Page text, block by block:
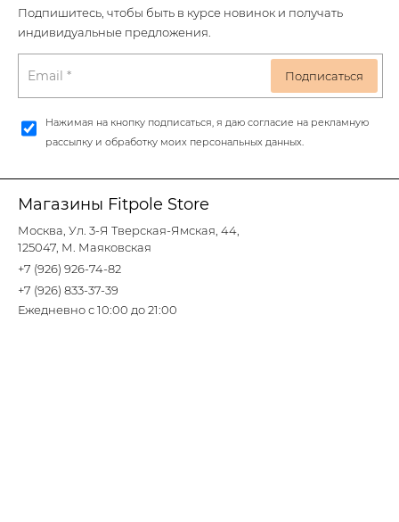
Магазины Fitpole Store
Москва, Ул. 3-Я Тверская-Ямская, 44,
125047, М. Маяковская
+7 (926) 926-74-82
+7 (926) 833-37-39
Ежедневно с 10:00 до 21:00
Подпишитесь, чтобы быть в курсе новинок и получать
индивидуальные предложения.
Нажимая на кнопку подписаться, я даю согласие на рекламную
рассылку и обработку моих персональных данных.